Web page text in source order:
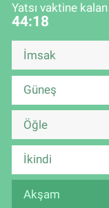
Yatsı vaktine
44:17
İmsak
Güneş
Öğle
İkindi
Akşam